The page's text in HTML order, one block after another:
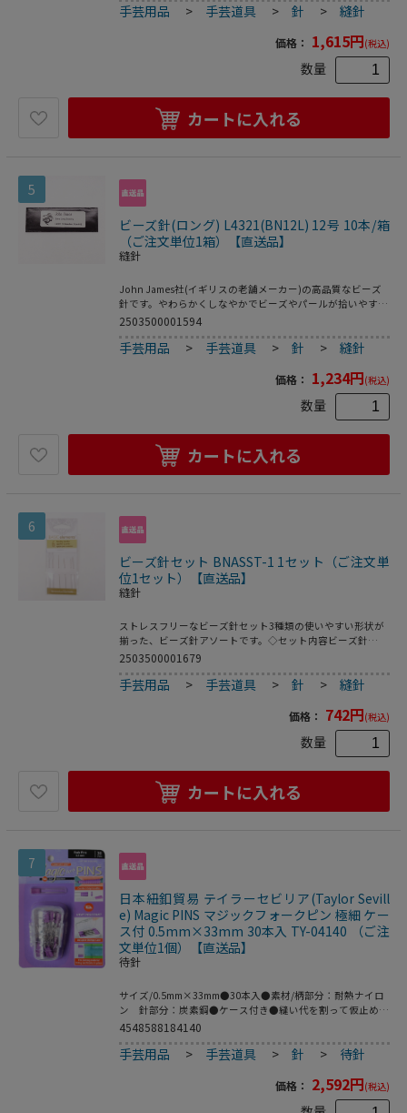
めです。 入数 25本 ご注意ください ※John James社のビー
なっていますが、 曲がったままになることがございます。
(曲がった状態の方がビーズを通しやすい場合もございます)
また、無理にビーズに通そうとすると折れる場合がございま
す。※海外製品の為、製造時に発生する汚れが付着していた
り、細かな傷がある場合がございます。※為替の変動等に伴
い価格を変更させていただく場合がございます。※パッケー
ジが変更する場合がございます。 使用用途 ビーズステッ
チ、ビーズ刺繍、ビーズ編み、ビーズモチーフ製作などビー
手芸用品 > 手芸道具 >針 >縫針
価格： 1,615円(税込)
数量
カートに入れる
5
ビーズ針(ロング) L4321(BN12L) 12号 10本/箱
（ご注文単位1箱）【直送品】
縫針
John James社(イギリスの老舗メーカー)の高品質なビーズ
針です。やわらかくしなやかでビーズやパールが拾いやすい
為、ビーズアクセサリー作家さんに人気です。こちらのロン
76mm12号(約0.38mm)特小以上の大きさのビーズにおすす
ズ針はやわらかくしなやかな為、通常の針よりも折れにくく
なっていますが、 曲がったままになることがございます。
(曲がった状態の方がビーズを通しやすい場合もございます)
また、無理にビーズに通そうとすると折れる場合がございま
す。※海外製品の為、製造時に発生する汚れが付着していた
り、細かな傷がある場合がございます。※為替の変動等に伴
い価格を変更させていただく場合がございます。※パッケー
ジが変更する場合がございます。 使用用途 ビーズステッ
2503500001594
手芸用品 > 手芸道具 >針 >縫針
価格： 1,234円(税込)
数量
カートに入れる
6
ビーズ針セット BNASST-1 1セット（ご注文単
位1セット）【直送品】
縫針
ストレスフリーなビーズ針セット3種類の使いやすい形状が
揃った、ビーズ針アソートです。◇セット内容ビーズ針
No.10、12 各1本：なめらかで使いやすい、ベーシックな針
通ししやすい針です。コラプシブルニードル 2本：先端の通
が伸縮します。 サイズビーズ針：No.10…全長2inch(約
50.8mm)、No.12…全長2.25inch(約57.2mm)ビッグアイニー
ドル：全長2.25inch(約57.2mm)コラプシブルニードル：全
長2.5inch(約63.5mm)ご注意ください※海外製品の為、製造
時に発生する汚れが付着していたり、傷がある場合がござい
ます。※為替の変動等に伴い価格を変更させていただく場合
がございます。※パッケージが変更する場合がございます。
使用用途ビーズ刺繍、ビーズ編み、ビーズモチーフ製作など
2503500001679
手芸用品 > 手芸道具 >針 >縫針
価格： 742円(税込)
数量
カートに入れる
7
日本紐釦貿易 テイラーセビリア(Taylor Sevill
e) Magic PINS マジックフォークピン 極細 ケー
ス付 0.5mm×33mm 30本入 TY-04140 （ご注
文単位1個）【直送品】
待針
サイズ/0.5mm×33mm●30本入●素材/柄部分：耐熱ナイロ
ン 針部分：炭素鋼●ケース付き●縫い代を割って仮止めす
る際に便利な「マジックフォークピン」。柄の形状も長いの
熱性なのでアイロンの熱でも溶けず割れにくいので、仮止め
ズ/0.5mm×33mm●素材/柄部分：耐熱ナイロン 針部分：
炭素鋼●30本入●ケース付きテイラー・セビリアはアメリ
4548588184140
手芸用品 > 手芸道具 >針 > 待針
価格： 2,592円(税込)